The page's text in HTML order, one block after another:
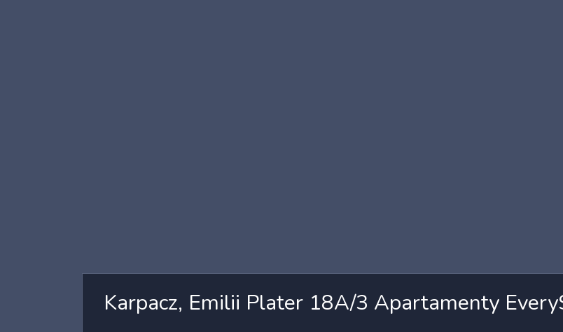
Karpacz, Emilii Plater 18A/3 Apartamenty